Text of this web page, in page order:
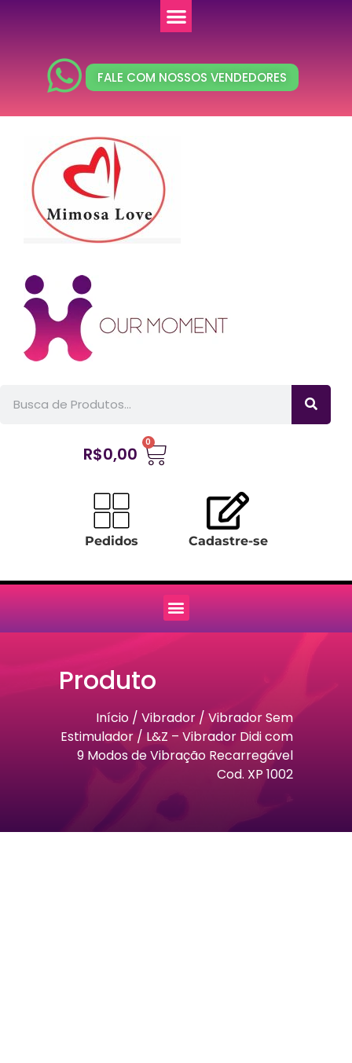
FALE COM NOSSOS VENDEDORES
R$0,00
0
Pedidos Cadastre-se
Produto
Início / Vibrador / Vibrador Sem
Estimulador / L&Z – Vibrador Didi com
9 Modos de Vibração Recarregável
Cod. XP 1002